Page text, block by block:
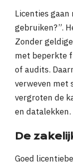
Licenties
gebruiken?”.
Zonder
met beperkte
of audits.
verweven met
vergroten de
en datalekken.
De
Goed